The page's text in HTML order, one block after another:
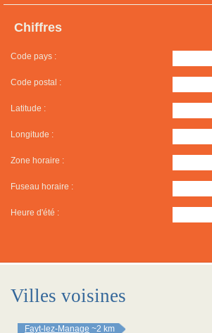
Chiffres
Code pays :
Code postal :
Latitude :
Longitude :
Zone horaire :
Fuseau horaire :
Heure d'été :
Villes voisines
Fayt-lez-Manage ~2 km